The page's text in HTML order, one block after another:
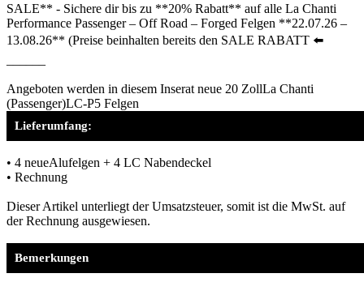
SALE** - Sichere dir bis zu **20% Rabatt** auf alle La Chanti
Performance Passenger – Off Road – Forged Felgen **22.07.26 –
13.08.26** (Preise beinhalten bereits den SALE RABATT ⬅️
Angeboten werden in diesem Inserat neue 20 ZollLa Chanti
(Passenger)LC-P5 Felgen
Lieferumfang:
• 4 neueAlufelgen + 4 LC Nabendeckel
• Rechnung
Dieser Artikel unterliegt der Umsatzsteuer, somit ist die MwSt. auf
der Rechnung ausgewiesen.
Bemerkungen